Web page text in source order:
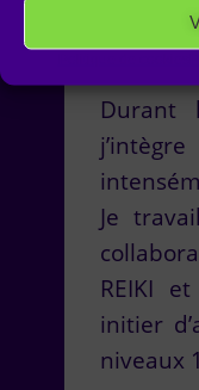
et
recevoir
Durant
Je
REIKI
initier
niveaux